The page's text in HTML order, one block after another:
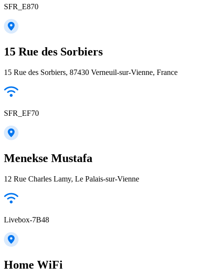
SFR_E870
15 Rue des Sorbiers
15 Rue des Sorbiers, 87430 Verneuil-sur-Vienne, France
SFR_EF70
Menekse Mustafa
12 Rue Charles Lamy, Le Palais-sur-Vienne
Livebox-7B48
Home WiFi